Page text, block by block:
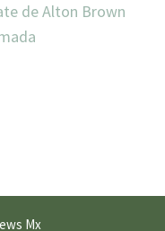
de Alton Brown
Mx